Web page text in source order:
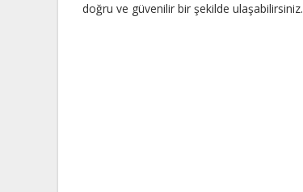
doğru ve güvenilir bir şekilde ulaşabilirsiniz.